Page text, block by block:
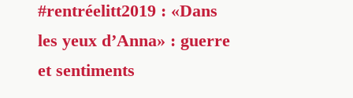
#rentréelitt2019 : «Dans
les yeux d’Anna» : guerre
et sentiments